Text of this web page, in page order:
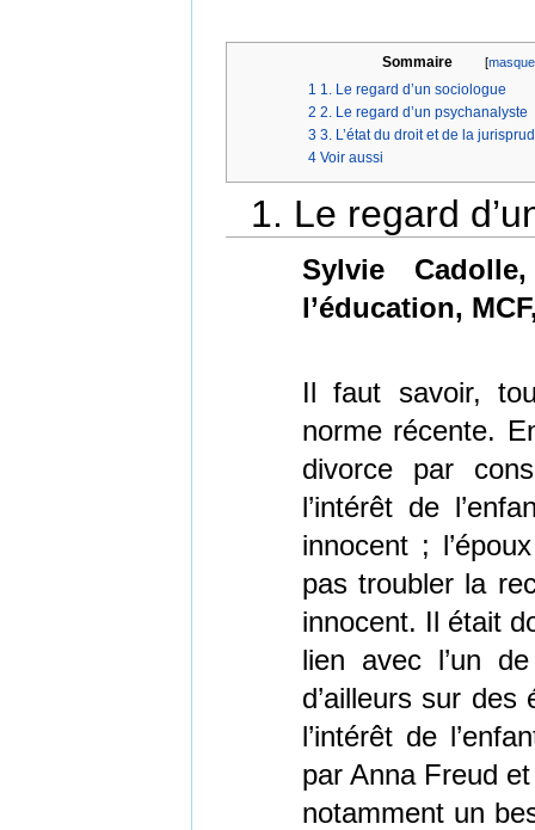
Sommaire [
1 1. Le regard d’un sociologue
2 2. Le regard d’un psychanalyste
3 3. L’état du droit et de la
4 Voir aussi
1. Le regard
Sylvie
l’éducation,
Il faut savoir,
norme récente.
divorce par
l’intérêt de
innocent ;
pas troubler la
innocent. Il était
lien avec l’un
d’ailleurs sur des
l’intérêt de
par Anna Freud
notamment un